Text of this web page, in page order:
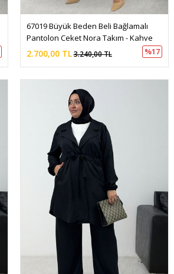
67019 Büyük Beden Beli Bağlamalı
Pantolon Ceket Nora Takım - Kahve
2.700,00 TL3.240,00 TL %17